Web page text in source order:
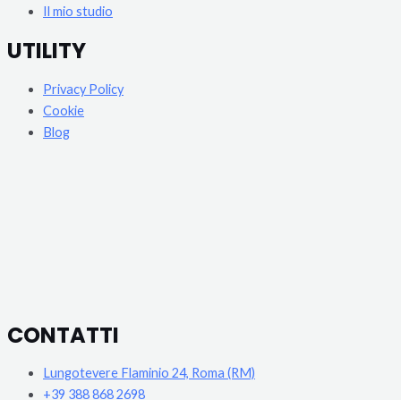
Il mio studio
UTILITY
Privacy Policy
Cookie
Blog
CONTATTI
Lungotevere Flaminio 24, Roma (RM)
+39 388 868 2698